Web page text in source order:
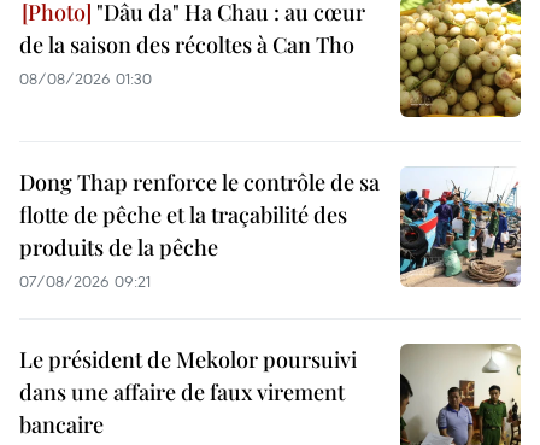
"Dâu da" Ha Chau : au cœur
de la saison des récoltes à Can Tho
08/08/2026 01:30
Dong Thap renforce le contrôle de sa
flotte de pêche et la traçabilité des
produits de la pêche
07/08/2026 09:21
Le président de Mekolor poursuivi
dans une affaire de faux virement
bancaire